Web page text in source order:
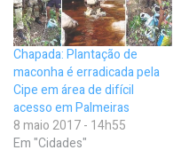
Chapada: Plantação de
maconha é erradicada pela
Cipe em área de difícil
acesso em Palmeiras
8 maio 2017 - 14h55
Em "Cidades"